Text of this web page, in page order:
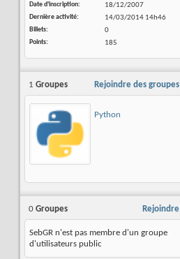
Date d'inscription
18/12/2007
Dernière activité
14/03/2014 14h46
Billets
0
Points
185
Rejoindre des groupes
1 Groupes
Python
Rejoindre
0 Groupes
SebGR n'est pas membre d'un groupe
d'utilisateurs public